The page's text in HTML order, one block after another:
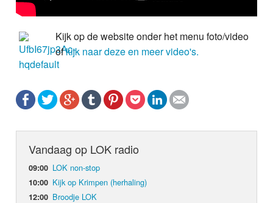
Kijk op de website onder het menu foto/video
ofkijk naar deze en meer video's.
Vandaag op LOK radio
09:00 LOK non-stop
10:00 Kijk op Krimpen (herhaling)
12:00 Broodje LOK